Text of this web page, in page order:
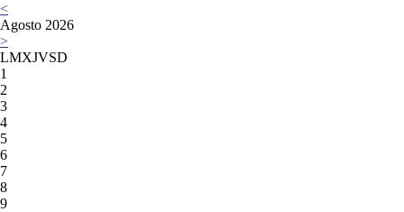
<
Agosto 2026
>
LMXJVSD
1
2
3
4
5
6
7
8
9